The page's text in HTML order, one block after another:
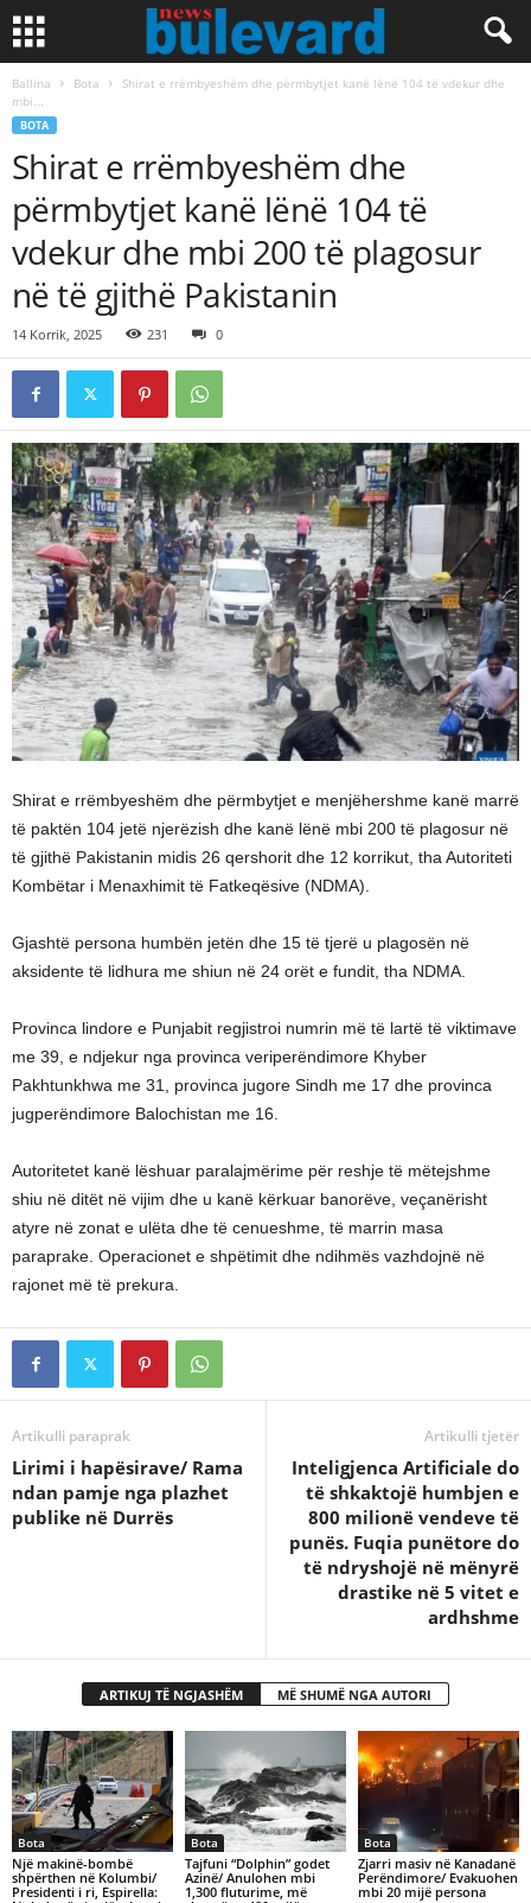
Ballina Bota
Shirat e rrëmbyeshëm dhe përmbytjet kanë lënë 104 të vdekur dhe
mbi...
BOTA
Shirat e rrëmbyeshëm dhe
përmbytjet kanë lënë 104 të
vdekur dhe mbi 200 të plagosur
në të gjithë Pakistanin
14 Korrik, 2025 231 0
Shirat e rrëmbyeshëm dhe përmbytjet e menjëhershme kanë marrë
të paktën 104 jetë njerëzish dhe kanë lënë mbi 200 të plagosur në
të gjithë Pakistanin midis 26 qershorit dhe 12 korrikut, tha Autoriteti
Kombëtar i Menaxhimit të Fatkeqësive (NDMA).
Gjashtë persona humbën jetën dhe 15 të tjerë u plagosën në
aksidente të lidhura me shiun në 24 orët e fundit, tha NDMA.
Provinca lindore e Punjabit regjistroi numrin më të lartë të viktimave
me 39, e ndjekur nga provinca veriperëndimore Khyber
Pakhtunkhwa me 31, provinca jugore Sindh me 17 dhe provinca
jugperëndimore Balochistan me 16.
Autoritetet kanë lëshuar paralajmërime për reshje të mëtejshme
shiu në ditët në vijim dhe u kanë kërkuar banorëve, veçanërisht
atyre në zonat e ulëta dhe të cenueshme, të marrin masa
paraprake. Operacionet e shpëtimit dhe ndihmës vazhdojnë në
rajonet më të prekura.
Artikulli paraprak
Lirimi i hapësirave/ Rama
ndan pamje nga plazhet
publike në Durrës
Artikulli tjetër
Inteligjenca Artificiale do
të shkaktojë humbjen e
800 milionë vendeve të
punës. Fuqia punëtore do
të ndryshojë në mënyrë
drastike në 5 vitet e
ardhshme
ARTIKUJ TË NGJASHËM MË SHUMË NGA AUTORI
Bota
Një makinë-bombë
shpërthen në Kolumbi/
Presidenti i ri, Espirella:
Bota
Tajfuni “Dolphin” godet
Azinë/ Anulohen mbi
1,300 fluturime, më
Bota
Zjarri masiv në Kanadanë
Perëndimore/ Evakuohen
mbi 20 mijë persona